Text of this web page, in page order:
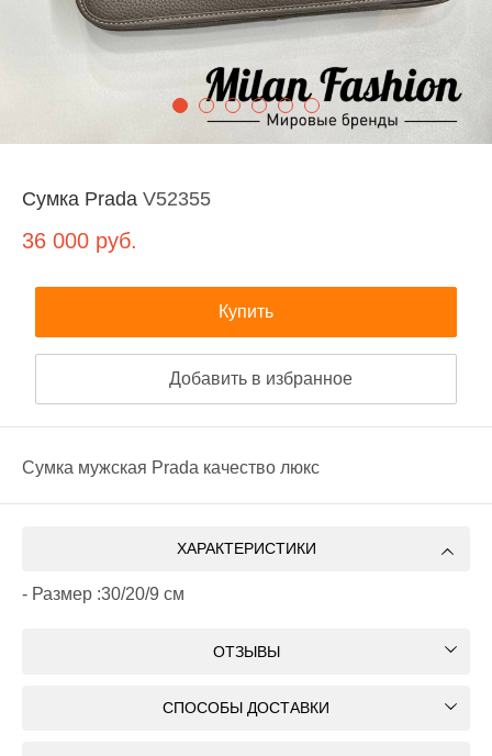
Сумка Prada V52355
36 000 руб.
Купить
Добавить в избранное
Сумка мужская Prada качество люкс
ХАРАКТЕРИСТИКИ
- Размер :30/20/9 см
ОТЗЫВЫ
СПОСОБЫ ДОСТАВКИ